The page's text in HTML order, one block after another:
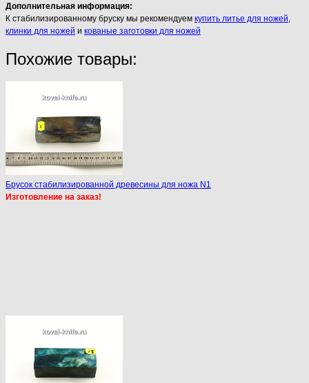
Дополнительная информация:
К стабилизированному бруску мы рекомендуем купить литье для ножей,
клинки для ножей и кованые заготовки для ножей
Похожие товары:
Брусок стабилизированной древесины для ножа N1
Изготовление на заказ!